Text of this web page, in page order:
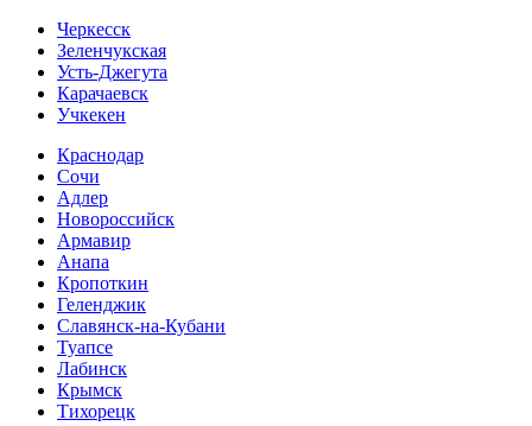
Черкесск
Зеленчукская
Усть-Джегута
Карачаевск
Учкекен
Краснодар
Сочи
Адлер
Новороссийск
Армавир
Анапа
Кропоткин
Геленджик
Славянск-на-Кубани
Туапсе
Лабинск
Крымск
Тихорецк